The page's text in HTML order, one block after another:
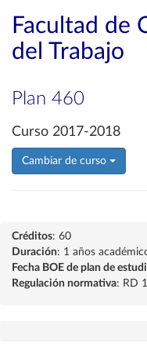
Facultad de
del Trabajo
Plan 460
Curso 2017-2018
Cambiar de curso
Créditos: 60
Duración: 1 años
Fecha BOE de plan de
Regulación normativa: RD